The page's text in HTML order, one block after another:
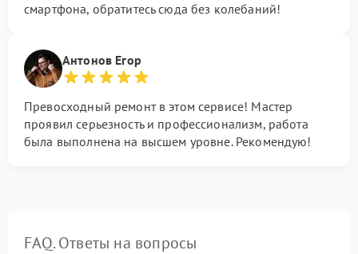
смартфона, обратитесь сюда без колебаний!
Антонов Егор
Превосходный ремонт в этом сервисе! Мастер
проявил серьезность и профессионализм, работа
была выполнена на высшем уровне. Рекомендую!
FAQ. Ответы на вопросы